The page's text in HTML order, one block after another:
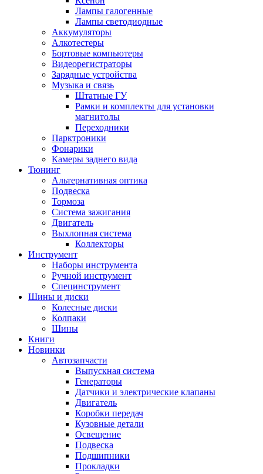
Лампы галогенные
Лампы светодиодные
Аккумуляторы
Алкотестеры
Бортовые компьютеры
Видеорегистраторы
Зарядные устройства
Музыка и связь
Штатные ГУ
Рамки и комплекты для установки
магнитолы
Переходники
Парктроники
Фонарики
Камеры заднего вида
Тюнинг
Альтернативная оптика
Подвеска
Тормоза
Система зажигания
Двигатель
Выхлопная система
Коллекторы
Инструмент
Наборы инструмента
Ручной инструмент
Специнструмент
Шины и диски
Колесные диски
Колпаки
Шины
Книги
Новинки
Автозапчасти
Выпускная система
Генераторы
Датчики и электрические клапаны
Двигатель
Коробки передач
Кузовные детали
Освещение
Подвеска
Подшипники
Прокладки